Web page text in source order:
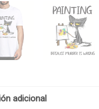
adicional